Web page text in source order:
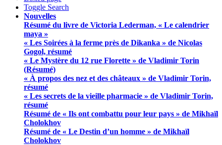
Toggle Search
Nouvelles
Résumé du livre de Victoria Lederman, « Le calendrier
maya »
« Les Soirées à la ferme près de Dikanka » de Nicolas
Gogol, résumé
« Le Mystère du 12 rue Florette » de Vladimir Torin
(Résumé)
« À propos des nez et des châteaux » de Vladimir Torin,
résumé
« Les secrets de la vieille pharmacie » de Vladimir Torin,
résumé
Résumé de « Ils ont combattu pour leur pays » de Mikhaïl
Cholokhov
Résumé de « Le Destin d’un homme » de Mikhaïl
Cholokhov